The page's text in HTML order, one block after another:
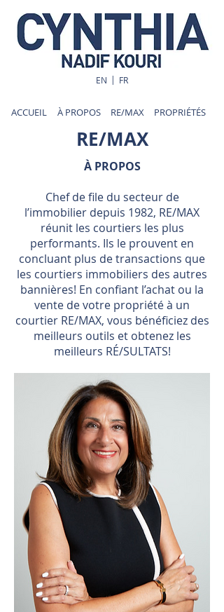
|
EN FR
ACCUEIL À PROPOS RE/MAX PROPRIÉTÉS
RE/MAX
À PROPOS​
Chef de file du secteur de
l’immobilier depuis 1982, RE/MAX
réunit les courtiers les plus
performants. Ils le prouvent en
concluant plus de transactions que
les courtiers immobiliers des autres
bannières! En confiant l’achat ou la
vente de votre propriété à un
courtier RE/MAX, vous bénéficiez des
meilleurs outils et obtenez les
meilleurs RÉ/SULTATS!